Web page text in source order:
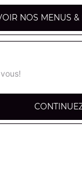
gruyère,
NOS MENUS &